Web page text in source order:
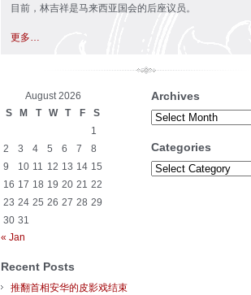
目前，林吉祥是马来西亚国会的后座议员。
更多…
August 2026
S
M T W T F
S
1
2
3 4 5 6 7
8
9
10 11 12 13 14 15
16 17 18 19 20 21 22
23 24 25 26 27 28 29
30 31
« Jan
Recent Posts
推翻首相安华的皮影戏结束
Archives
Archives
Categories
Categories